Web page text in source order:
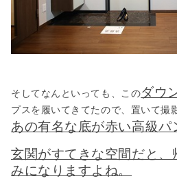
そしてなんといっても、このダウ
プスを履いてきてたので、置いて撮
あの有名な底が赤い高級パ
玄関がすてきな空間だと、
みになりますよね。